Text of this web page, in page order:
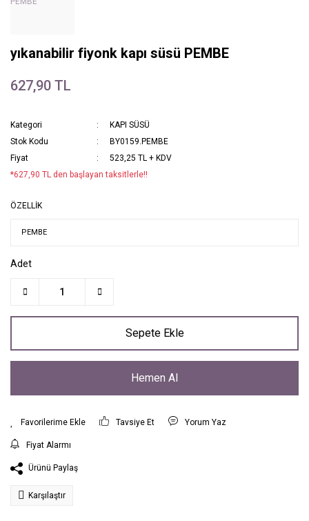
yıkanabilir fiyonk kapı süsü PEMBE
627,90 TL
Kategori
KAPI SÜSÜ
Stok Kodu
BY0159.PEMBE
Fiyat
523,25 TL + KDV
*627,90 TL den başlayan taksitlerle!!
ÖZELLİK
Adet
Sepete Ekle
Hemen Al
Tavsiye Et Yorum Yaz
Fiyat Alarmı
Ürünü Paylaş
Karşılaştır